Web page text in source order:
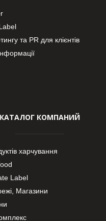
та PR для клієнтів
КАТАЛОГ КОМПАНИЙ
харчування
Label
Магазини